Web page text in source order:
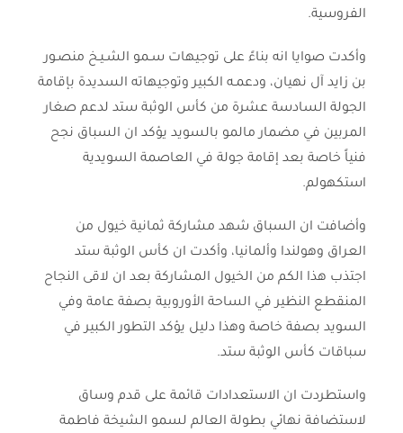
الفروسية.
وأكدت صوايا انه بناءً على توجيهات سـمو الشـيـخ منصـور
بن زايد آل نهيان، ودعمـه الكبير وتوجيهاته السديدة بإقامة
الجولة السادسة عشرة من كأس الوثبة ستد لدعم صغار
المربين في مضمار مالمو بالسويد يؤكد ان السباق نجح
فنياً خاصة بعد إقامة جولة في العاصمة السويدية
استكهولم.
وأضافت ان السباق شهد مشاركة ثمانية خيول من
العراق وهولندا وألمانيا، وأكدت ان كأس الوثبة ستد
اجتذب هذا الكم من الخيول المشاركة بعد ان لاقى النجاح
المنقطع النظير في الساحة الأوروبية بصفة عامة وفي
السويد بصفة خاصة وهذا دليل يؤكد التطور الكبير في
سباقات كأس الوثبة ستد.
واستطردت ان الاستعدادات قائمة على قدم وساق
لاستضافة نهائي بطولة العالم لسمو الشيخة فاطمة